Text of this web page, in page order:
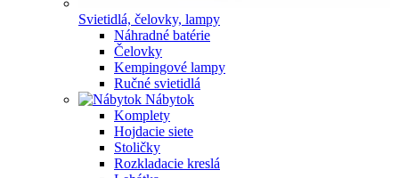
Svietidlá, čelovky, lampy
Náhradné batérie
Čelovky
Kempingové lampy
Ručné svietidlá
Nábytok
Komplety
Hojdacie siete
Stoličky
Rozkladacie kreslá